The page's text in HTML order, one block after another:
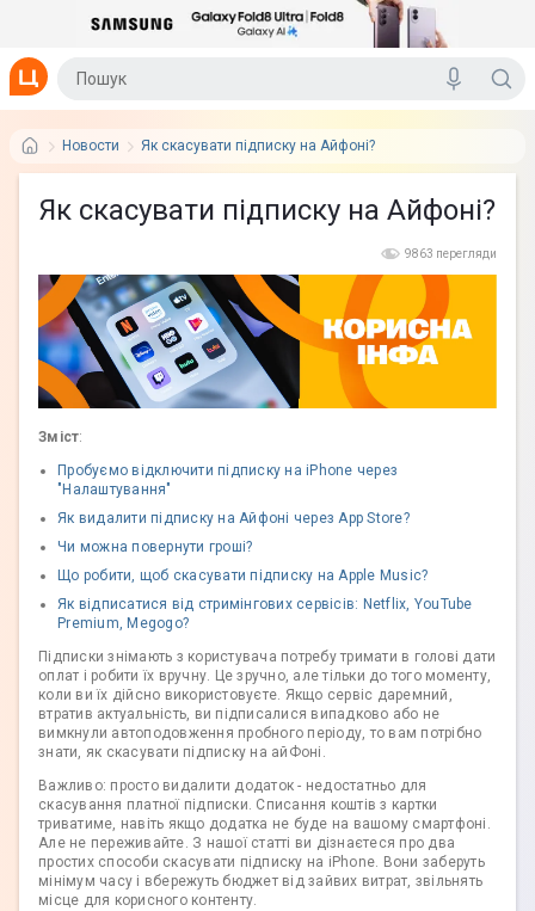
Новости Як скасувати підписку на Айфоні?
Як скасувати підписку на Айфоні?
9863 перегляди
Зміст:
Пробуємо відключити підписку на iPhone через
"Налаштування"
Як видалити підписку на Айфоні через App Store?
Чи можна повернути гроші?
Що робити, щоб скасувати підписку на Apple Music?
Як відписатися від стримінгових сервісів: Netflix, YouTube
Premium, Megogo?
Підписки знімають з користувача потребу тримати в голові дати
оплат і робити їх вручну. Це зручно, але тільки до того моменту,
коли ви їх дійсно використовуєте. Якщо сервіс даремний,
втратив актуальність, ви підписалися випадково або не
вимкнули автоподовження пробного періоду, то вам потрібно
знати, як скасувати підписку на айФоні.
Важливо: просто видалити додаток - недостатньо для
скасування платної підписки. Списання коштів з картки
триватиме, навіть якщо додатка не буде на вашому смартфоні.
Але не переживайте. З нашої статті ви дізнаєтеся про два
простих способи скасувати підписку на iPhone. Вони заберуть
мінімум часу і вбережуть бюджет від зайвих витрат, звільнять
місце для корисного контенту.